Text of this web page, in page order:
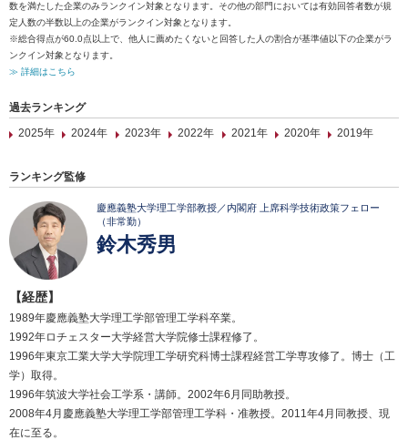
数を満たした企業のみランクイン対象となります。その他の部門においては有効回答者数が規
定人数の半数以上の企業がランクイン対象となります。
※総合得点が60.0点以上で、他人に薦めたくないと回答した人の割合が基準値以下の企業がラ
ンクイン対象となります。
≫ 詳細はこちら
過去ランキング
2025年
2024年 2023年 2022年 2021年 2020年 2019年
ランキング監修
慶應義塾大学理工学部教授／内閣府 上席科学技術政策フェロー
（非常勤）
鈴木秀男
【経歴】
1989年慶應義塾大学理工学部管理工学科卒業。
1992年ロチェスター大学経営大学院修士課程修了。
1996年東京工業大学大学院理工学研究科博士課程経営工学専攻修了。博士（工
学）取得。
1996年筑波大学社会工学系・講師。2002年6月同助教授。
2008年4月慶應義塾大学理工学部管理工学科・准教授。2011年4月同教授、現
在に至る。